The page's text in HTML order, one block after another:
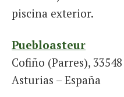
piscina exterior.
Puebloasteur
Cofiño (Parres),
Asturias – España